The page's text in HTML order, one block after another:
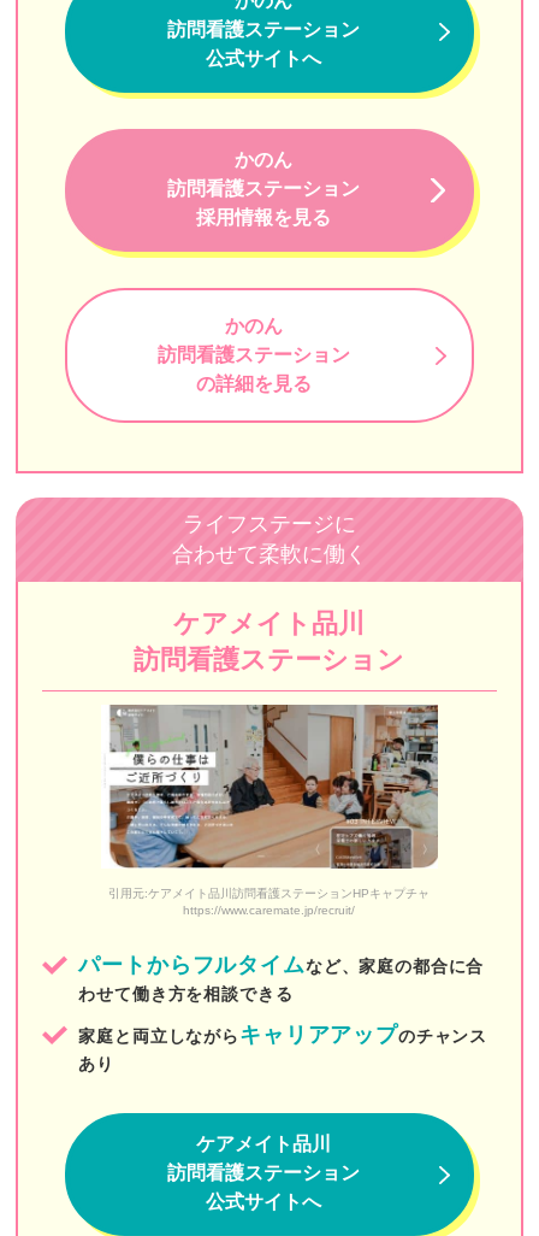
さかいリハ訪問看護ステーション・東京
訪問看護ステーションはなえみ
訪問看護ステーション デライト
ケアメイト品川訪問看護ステーション
みんなのかかりつけ訪問看護ステーション
マハロ豊洲訪問看護リハビリステーション
いちご訪問介護ステーション
up訪問看護リハビリステーション
九段訪問看護ステーション
ソイナース（Soi Nurse）
ISM訪問看護ステーション
おうちのカンゴ
MILLENNIA（ミレニア）
白十字訪問看護ステーション
目黒中央訪問看護ステーション
stella訪問看護ステーション
医師会立中央区訪問看護ステーション
ウォームハート
かのん訪問看護ステーション
ひよこ訪問看護ステーション
しもふり訪問看護ステーション
かんだ連雀 ホームヘルプサービス
ライフステージに
合わせて柔軟に働く
ケアメイト品川
訪問看護ステーション
引用元:ケアメイト品川訪問看護ステーションHPキャプチャ
https://www.caremate.jp/recruit/
パートからフルタイムなど、家庭の都合に合
わせて働き方を相談できる
家庭と両立しながらキャリアアップのチャンス
あり
ケアメイト品川
訪問看護ステーション
公式サイトへ
訪問看護ステーション
公式サイトへ
かのん
訪問看護ステーション
採用情報を見る
かのん
訪問看護ステーション
の詳細を見る